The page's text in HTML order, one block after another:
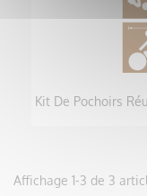
Kit De Pochoirs
Affichage 1-3 de 3